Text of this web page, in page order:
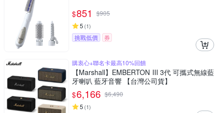
$851 $905
5 (1)
挑戰低價 券
購衷心+聯名卡最高10%回饋
【Marshall】EMBERTON III 3代 可攜式無線藍
牙喇叭 藍牙音響 【台灣公司貨】
$6,166 $6,490
5 (1)